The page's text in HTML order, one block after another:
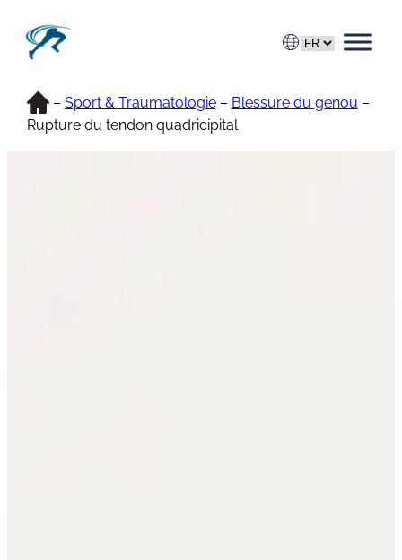
contenu
Accueil
– Sport & Traumatologie– Blessure du genou –
Rupture du tendon quadricipital